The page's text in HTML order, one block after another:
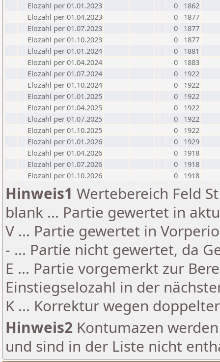
Elozahl per 01.01.2023
0
1862
Elozahl per 01.04.2023
0
1877
Elozahl per 01.07.2023
0
1877
Elozahl per 01.10.2023
0
1877
Elozahl per 01.01.2024
0
1881
Elozahl per 01.04.2024
0
1883
Elozahl per 01.07.2024
0
1922
Elozahl per 01.10.2024
0
1922
Elozahl per 01.01.2025
0
1922
Elozahl per 01.04.2025
0
1922
Elozahl per 01.07.2025
0
1922
Elozahl per 01.10.2025
0
1922
Elozahl per 01.01.2026
0
1929
Elozahl per 01.04.2026
0
1918
Elozahl per 01.07.2026
0
1918
Elozahl per 01.10.2026
0 1918
Hinweis1 Wertebereich Feld
blank ... Partie gewertet in
V ... Partie gewertet in
- ... Partie nicht gewertet, da
E ... Partie vorgemerkt zur
Einstiegselozahl in der
K ... Korrektur wegen
Hinweis2 Kontumazen
und sind in der Liste nicht